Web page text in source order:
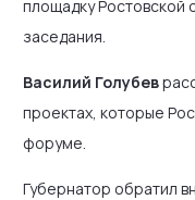
площадку Ростовской
заседания.
Василий Голубев
проектах, которые
форуме.
Губернатор обратил